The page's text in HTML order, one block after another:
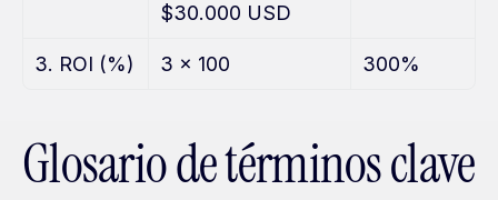
$30.000 USD
3. ROI (%) 3 x 100 300%
Glosario de términos clave